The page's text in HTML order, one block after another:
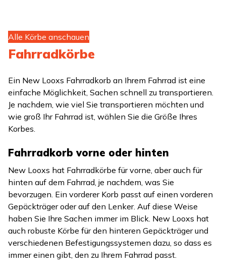
Alle Körbe anschauen
Fahrradkörbe
Ein New Looxs Fahrradkorb an Ihrem Fahrrad ist eine
einfache Möglichkeit, Sachen schnell zu transportieren.
Je nachdem, wie viel Sie transportieren möchten und
wie groß Ihr Fahrrad ist, wählen Sie die Größe Ihres
Korbes.
Fahrradkorb vorne oder hinten
New Looxs hat Fahrradkörbe für vorne, aber auch für
hinten auf dem Fahrrad, je nachdem, was Sie
bevorzugen. Ein vorderer Korb passt auf einen vorderen
Gepäckträger oder auf den Lenker. Auf diese Weise
haben Sie Ihre Sachen immer im Blick. New Looxs hat
auch robuste Körbe für den hinteren Gepäckträger und
verschiedenen Befestigungssystemen dazu, so dass es
immer einen gibt, den zu Ihrem Fahrrad passt.